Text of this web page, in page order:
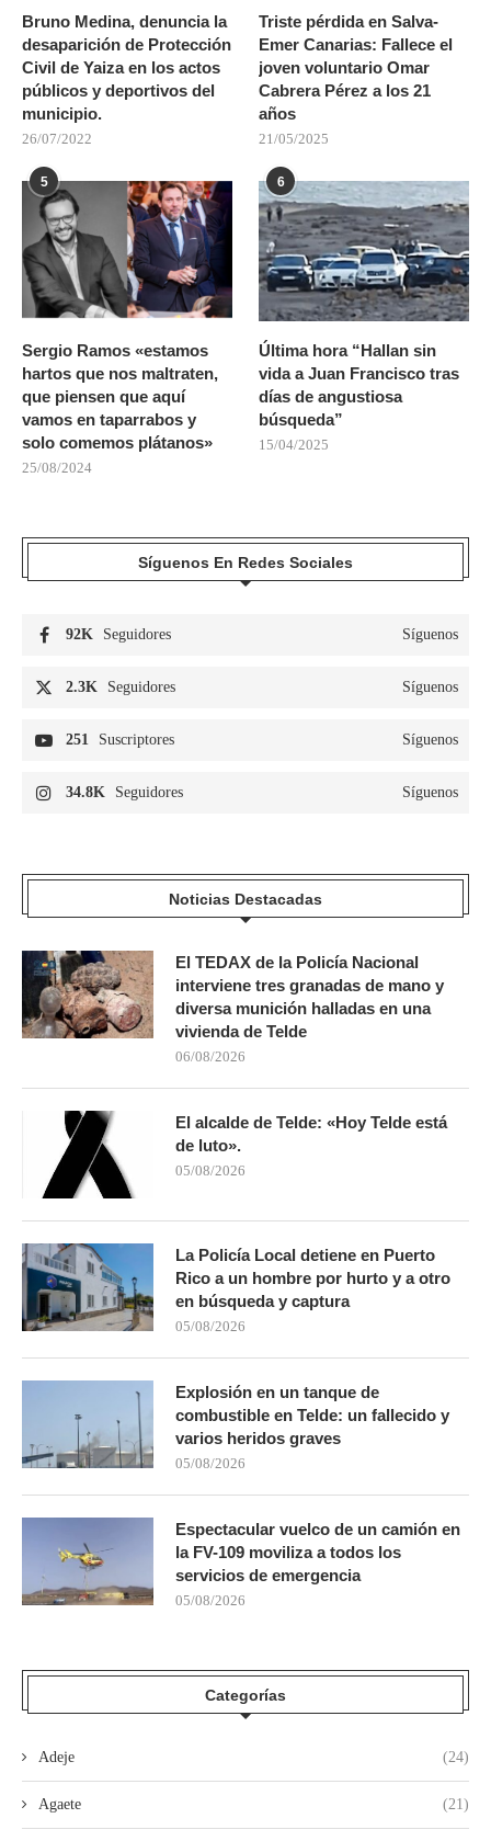
Bruno Medina, denuncia la
desaparición de Protección
Civil de Yaiza en los actos
públicos y deportivos del
municipio.
26/07/2022
Triste pérdida en Salva-
Emer Canarias: Fallece el
joven voluntario Omar
Cabrera Pérez a los 21
años
21/05/2025
5
Sergio Ramos «estamos
hartos que nos maltraten,
que piensen que aquí
vamos en taparrabos y
solo comemos plátanos»
25/08/2024
6
Última hora “Hallan sin
vida a Juan Francisco tras
días de angustiosa
búsqueda”
15/04/2025
Síguenos En Redes Sociales
92K Seguidores Síguenos
2.3K Seguidores Síguenos
251 Suscriptores Síguenos
34.8K Seguidores Síguenos
Noticias Destacadas
El TEDAX de la Policía Nacional
interviene tres granadas de mano y
diversa munición halladas en una
vivienda de Telde
06/08/2026
El alcalde de Telde: «Hoy Telde está
de luto».
05/08/2026
La Policía Local detiene en Puerto
Rico a un hombre por hurto y a otro
en búsqueda y captura
05/08/2026
Explosión en un tanque de
combustible en Telde: un fallecido y
varios heridos graves
05/08/2026
Espectacular vuelco de un camión en
la FV-109 moviliza a todos los
servicios de emergencia
05/08/2026
Categorías
Adeje (24)
Agaete (21)